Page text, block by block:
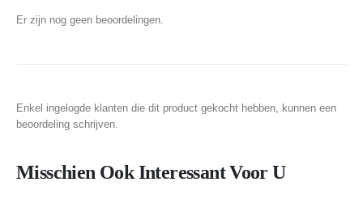
Er zijn nog geen beoordelingen.
Enkel ingelogde klanten die dit product gekocht hebben, kunnen een
beoordeling schrijven.
Misschien Ook Interessant Voor U